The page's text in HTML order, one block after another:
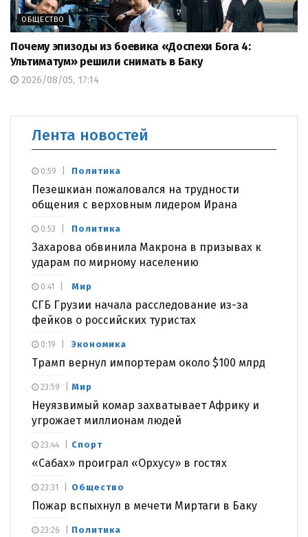
ОБЩЕСТВО
Почему эпизоды из боевика «Доспехи Бога 4:
Ультиматум» решили снимать в Баку
2026/08/05, 17:14
Лента новостей
Политика
Пезешкиан пожаловался на трудности
общения с верховным лидером Ирана
0:59
Политика
Захарова обвинила Макрона в призывах к
ударам по мирному населению
0:53
Мир
СГБ Грузии начала расследование из-за
фейков о российских туристах
0:41
Экономика
Трамп вернул импортерам около $100 млрд
0:19
Мир
Неуязвимый комар захватывает Африку и
угрожает миллионам людей
23:59
Спорт
«Сабах» проиграл «Орхусу» в гостях
23:44
Общество
Пожар вспыхнул в мечети Миртаги в Баку
23:31
Политика
23:26